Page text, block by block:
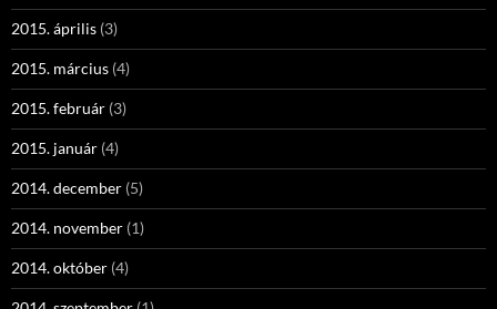
2015. április (3)
2015. március (4)
2015. február (3)
2015. január (4)
2014. december (5)
2014. november (1)
2014. október (4)